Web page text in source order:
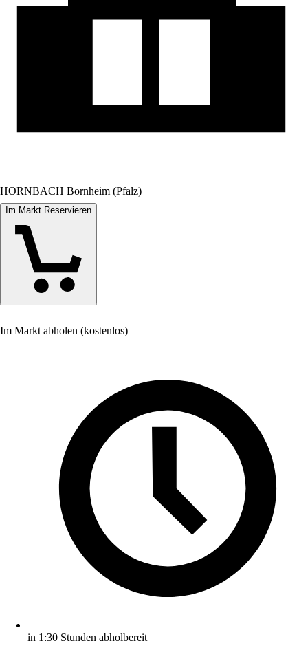
HORNBACH Bornheim (Pfalz)
Im Markt Reservieren
Im Markt abholen (kostenlos)
in 1:30 Stunden abholbereit